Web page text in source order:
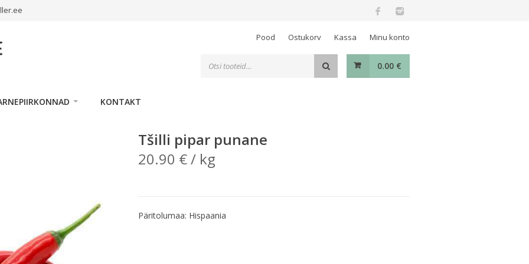
Pood Ostukorv Kassa Minu konto
0.00 €
KONTAKT
Tšilli pipar punane
20.90 €/ kg
Päritolumaa: Hispaania